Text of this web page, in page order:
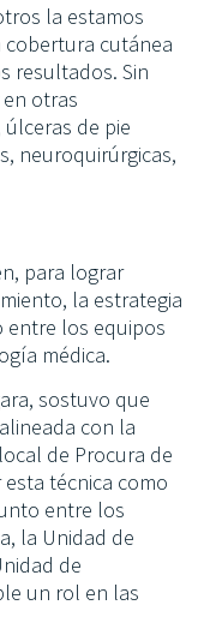
la estamos
cobertura cutánea
resultados. Sin
otras
de pie
neuroquirúrgicas,
para lograr
la estrategia
entre los equipos
médica.
sostuvo que
con la
de Procura de
técnica como
entre los
la Unidad de
de
un rol en las